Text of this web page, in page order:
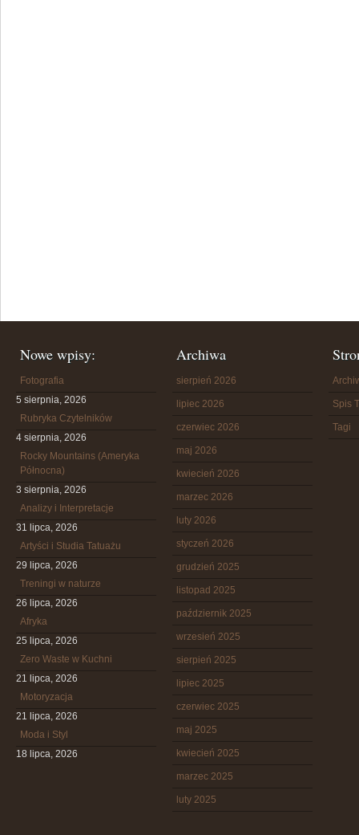
Nowe wpisy:
Fotografia
5 sierpnia, 2026
Rubryka Czytelników
4 sierpnia, 2026
Rocky Mountains (Ameryka
Północna)
3 sierpnia, 2026
Analizy i Interpretacje
31 lipca, 2026
Artyści i Studia Tatuażu
29 lipca, 2026
Treningi w naturze
26 lipca, 2026
Afryka
25 lipca, 2026
Zero Waste w Kuchni
21 lipca, 2026
Motoryzacja
21 lipca, 2026
Moda i Styl
18 lipca, 2026
Archiwa
sierpień 2026
lipiec 2026
czerwiec 2026
maj 2026
kwiecień 2026
marzec 2026
luty 2026
styczeń 2026
grudzień 2025
listopad 2025
październik 2025
wrzesień 2025
sierpień 2025
lipiec 2025
czerwiec 2025
maj 2025
kwiecień 2025
marzec 2025
luty 2025
Spis
Tagi